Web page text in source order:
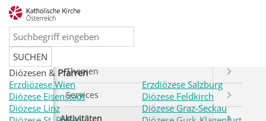
Home
Themen
Services
Aktivitäten
Diözesen & Pfarren
Erzdiözese Wien
Diözese Eisenstadt
Diözese Linz
Erzdiözese Salzburg
Diözese Feldkirch
Diözese Graz-Seckau